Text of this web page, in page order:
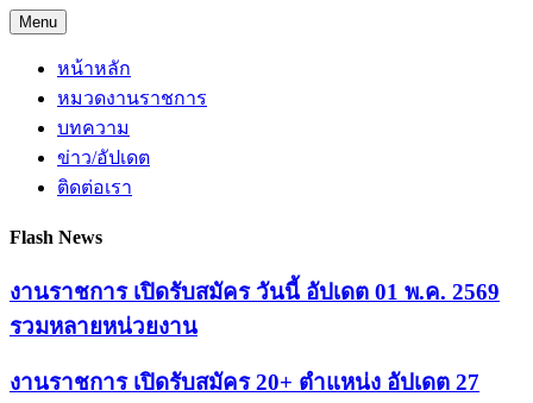
Skip
to
content
Menu
หน้าหลัก
หมวดงานราชการ
บทความ
ข่าว/อัปเดต
ติดต่อเรา
Flash News
งานราชการ เปิดรับสมัคร วันนี้ อัปเดต 01 พ.ค. 2569
รวมหลายหน่วยงาน
งานราชการ เปิดรับสมัคร 20+ ตำแหน่ง อัปเดต 27